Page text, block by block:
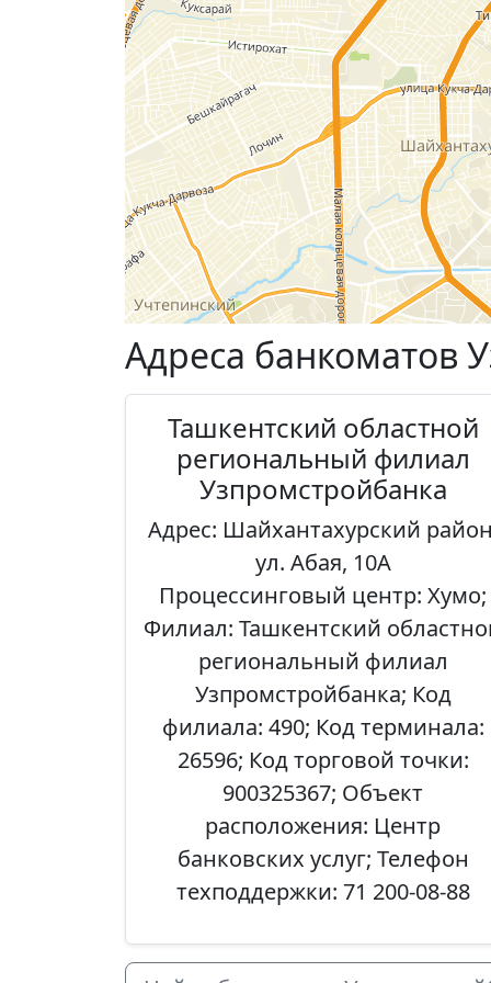
Адреса банкоматов
Ташкентский областной
региональный филиал
Узпромстройбанка
Адрес: Шайхантахурский
ул. Абая, 10А
Процессинговый центр: Хумо;
Филиал: Ташкентский
региональный филиал
Узпромстройбанка; Код
филиала: 490; Код терминала:
26596; Код торговой точки:
900325367; Объект
расположения: Центр
банковских услуг; Телефон
техподдержки: 71 200-08-88